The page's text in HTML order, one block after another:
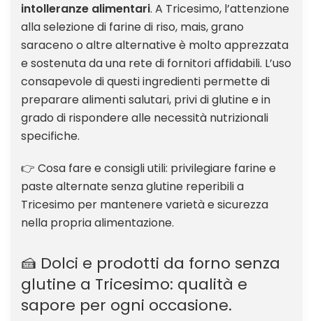
intolleranze alimentari. A Tricesimo, l’attenzione
alla selezione di farine di riso, mais, grano
saraceno o altre alternative è molto apprezzata
e sostenuta da una rete di fornitori affidabili. L’uso
consapevole di questi ingredienti permette di
preparare alimenti salutari, privi di glutine e in
grado di rispondere alle necessità nutrizionali
specifiche.
👉 Cosa fare e consigli utili: privilegiare farine e
paste alternate senza glutine reperibili a
Tricesimo per mantenere varietà e sicurezza
nella propria alimentazione.
🍰 Dolci e prodotti da forno senza
glutine a Tricesimo: qualità e
sapore per ogni occasione.